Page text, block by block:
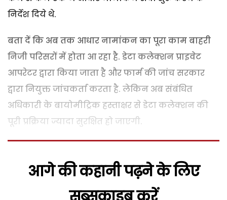
निर्देश दिये थे.
बता दें कि अब तक आधार नामांकन का पूरा काम बाहरी
निजी परिसरों में होता आ रहा है. डेटा कलेक्शन प्राइवेट
आपरेटर द्वारा किया जाता है और फार्म की जांच सरकार
द्वारा नियुक्त जांचकर्ता करता है. लेकिन अब संबंधित
अधिकारी के बायोमीट्रिक हस्ताक्षर से डेटा कलेक्शन की
पूरी प्रक्रिया ज्यादा सुरक्षित हो जाएगी.
आगे की कहानी पढ़ने के लिए